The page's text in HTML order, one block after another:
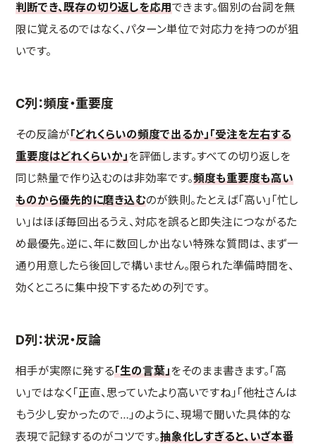
判断でき、既存の切り返しを応用できます。個別の台詞を無
限に覚えるのではなく、パターン単位で対応力を持つのが狙
いです。
C列：頻度・重要度
その反論が「どれくらいの頻度で出るか」「受注を左右する
重要度はどれくらいか」を評価します。すべての切り返しを
同じ熱量で作り込むのは非効率です。頻度も重要度も高い
ものから優先的に磨き込むのが鉄則。たとえば「高い」「忙し
い」はほぼ毎回出るうえ、対応を誤ると即失注につながるた
め最優先。逆に、年に数回しか出ない特殊な質問は、まず一
通り用意したら後回しで構いません。限られた準備時間を、
効くところに集中投下するための列です。
D列：状況・反論
相手が実際に発する「生の言葉」をそのまま書きます。「高
い」ではなく「正直、思っていたより高いですね」「他社さんは
もう少し安かったので…」のように、現場で聞いた具体的な
表現で記録するのがコツです。抽象化しすぎると、いざ本番